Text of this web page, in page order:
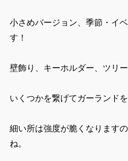
小さめバージョン、季節・イ
す！
壁飾り、キーホルダー、ツリ
いくつかを繋げてガーランド
細い所は強度が脆くなります
ね。